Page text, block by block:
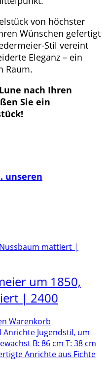
von höchster
Wünschen gefertigt
Stil vereint
Eleganz – ein
Raum.
nach Ihren
Sie ein
unseren
um 1850,
| 2400
Warenkorb